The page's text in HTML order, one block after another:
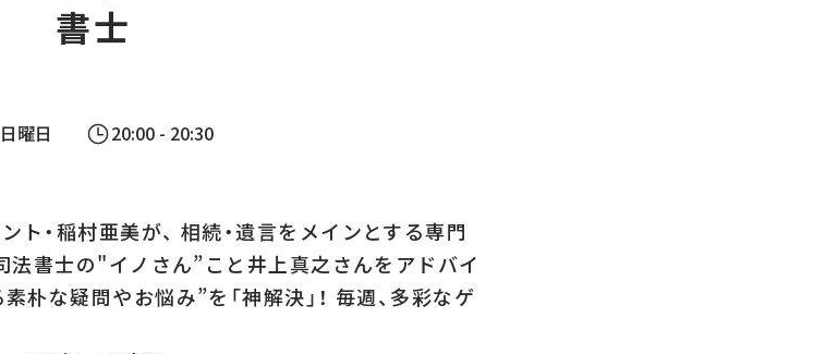
書士
日曜日 20:00 - 20:30
ト・稲村亜美が、 相続・遺言をメインとする専門
法書士の"イノさん”こと井上真之さんをアドバイ
朴な疑問やお悩み”を「神解決」！ 毎週、多彩なゲ